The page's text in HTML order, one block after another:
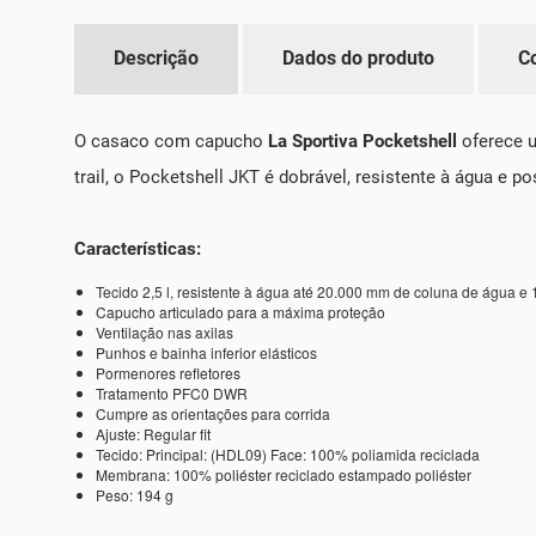
Descrição Dados do produto
O casaco com capucho La Sportiva Pocketshell
oferece
trail, o Pocketshell JKT é dobrável, resistente à água e
Características:
Tecido 2,5 l, resistente à água até 20.000 mm de coluna de água
Capucho articulado para a máxima proteção
Ventilação nas axilas
Punhos e bainha inferior elásticos
Pormenores refletores
Tratamento PFC0 DWR
Cumpre as orientações para corrida
Ajuste: Regular fit
Tecido: Principal: (HDL09) Face: 100% poliamida reciclada
Membrana: 100% poliéster reciclado estampado poliéster
Peso: 194 g